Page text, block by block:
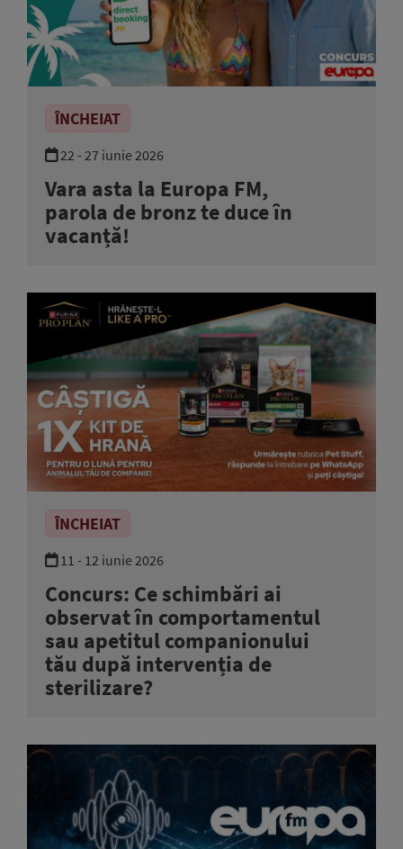
ÎNCHEIAT
22 - 27 iunie 2026
Vara asta la Europa FM,
parola de bronz te duce în
vacanță!
ÎNCHEIAT
11 - 12 iunie 2026
Concurs: Ce schimbări ai
observat în comportamentul
sau apetitul companionului
tău după intervenția de
sterilizare?